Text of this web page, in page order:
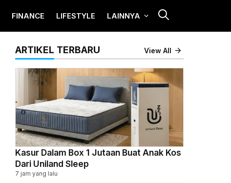
FINANCE LIFESTYLE LAINNYA
ARTIKEL TERBARU View All
Kasur Dalam Box 1 Jutaan Buat Anak Kos
Dari Uniland Sleep
7 jam yang lalu